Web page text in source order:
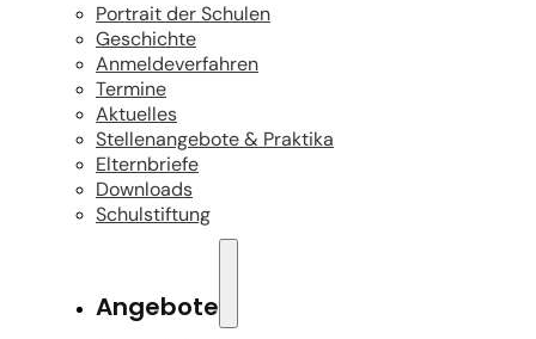
Portrait der Schulen
Geschichte
Anmeldeverfahren
Termine
Aktuelles
Stellenangebote & Praktika
Elternbriefe
Downloads
Schulstiftung
Angebote